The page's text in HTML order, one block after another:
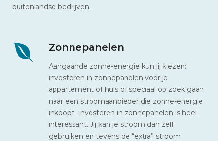
buitenlandse bedrijven.
Zonnepanelen
Aangaande zonne-energie kun jij kiezen:
investeren in zonnepanelen voor je
appartement of huis of speciaal op zoek gaan
naar een stroomaanbieder die zonne-energie
inkoopt. Investeren in zonnepanelen is heel
interessant. Jij kan je stroom dan zelf
gebruiken en tevens de “extra” stroom